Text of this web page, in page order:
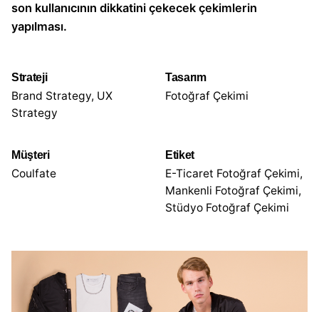
son kullanıcının dikkatini çekecek çekimlerin
yapılması.
Strateji
Brand Strategy, UX
Strategy
Tasarım
Fotoğraf Çekimi
Müşteri
Coulfate
Etiket
E-Ticaret Fotoğraf Çekimi,
Mankenli Fotoğraf Çekimi,
Stüdyo Fotoğraf Çekimi